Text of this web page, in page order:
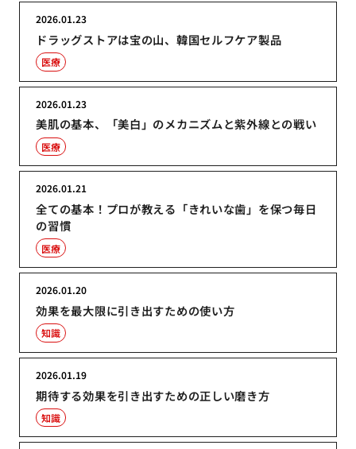
ドラッグストアは宝の山、韓国セルフケア製品
2026.01.23
医療
美肌の基本、「美白」のメカニズムと紫外線との戦い
2026.01.23
医療
全ての基本！プロが教える「きれいな歯」を保つ毎日
の習慣
2026.01.21
医療
効果を最大限に引き出すための使い方
2026.01.20
知識
期待する効果を引き出すための正しい磨き方
2026.01.19
知識